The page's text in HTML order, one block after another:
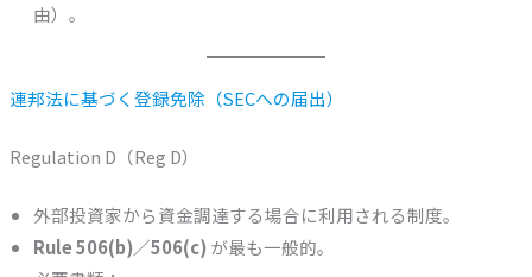
由）。
連邦法に基づく登録免除（SECへの届出）
Regulation D（Reg D）
外部投資家から資金調達する場合に利用される制度。
Rule 506(b)／506(c) が最も一般的。